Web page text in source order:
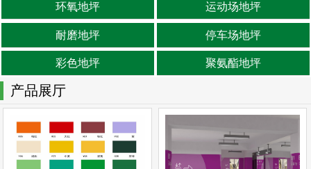
环氧地坪 运动场地坪
耐磨地坪 停车场地坪
彩色地坪 聚氨酯地坪
产品展厅
环氧地坪漆
环氧地坪 停车场环氧地坪
停车场地坪
查看详情